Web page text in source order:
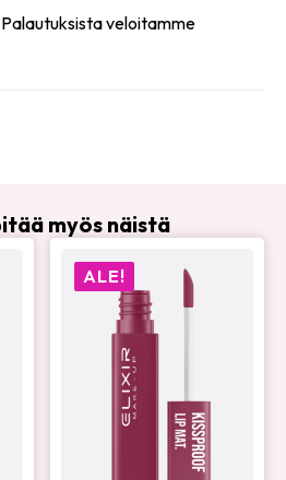
veloitamme
myös näistä
ALE!